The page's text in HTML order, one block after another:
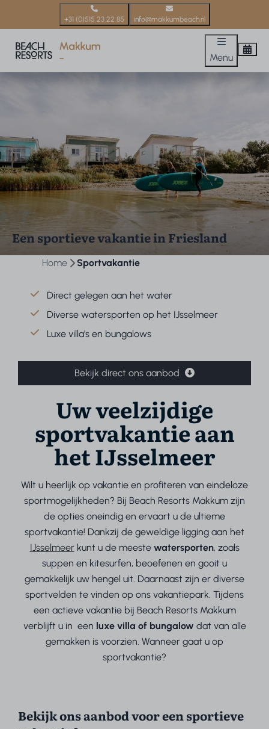
+31 (0)515 23 22 85 info@makkumbeach.nl
Menu
Een sportieve vakantie in Friesland
Home Sportvakantie
Direct gelegen aan het water
Diverse watersporten op het IJsselmeer
Luxe villa's en bungalows
Bekijk direct ons aanbod
Uw veelzijdige
sportvakantie aan
het IJsselmeer
Wilt u heerlijk op vakantie en profiteren van eindeloze
sportmogelijkheden? Bij Beach Resorts Makkum zijn
de opties oneindig en ervaart u de ultieme
sportvakantie! Dankzij de geweldige ligging aan het
IJsselmeerkunt u de meeste watersporten, zoals
suppen en kitesurfen, beoefenen en gooit u
gemakkelijk uw hengel uit. Daarnaast zijn er diverse
sportvelden te vinden op ons vakantiepark. Tijdens
een actieve vakantie bij Beach Resorts Makkum
verblijft u in een luxe villa of bungalow dat van alle
gemakken is voorzien. Wanneer gaat u op
sportvakantie?
Bekijk ons aanbod voor een sportieve